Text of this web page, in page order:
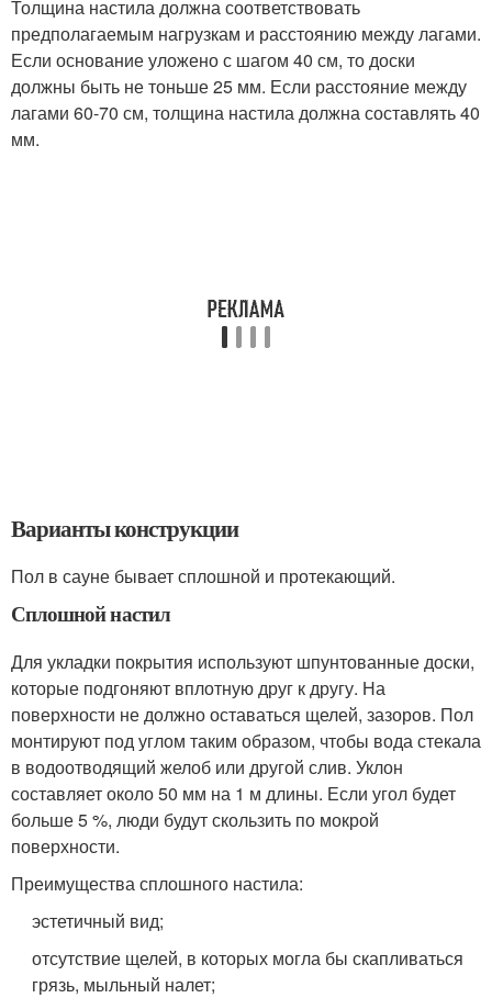
Толщина настила должна соответствовать
предполагаемым нагрузкам и расстоянию между лагами.
Если основание уложено с шагом 40 см, то доски
должны быть не тоньше 25 мм. Если расстояние между
лагами 60-70 см, толщина настила должна составлять 40
мм.
Варианты конструкции
Пол в сауне бывает сплошной и протекающий.
Сплошной настил
Для укладки покрытия используют шпунтованные доски,
которые подгоняют вплотную друг к другу. На
поверхности не должно оставаться щелей, зазоров. Пол
монтируют под углом таким образом, чтобы вода стекала
в водоотводящий желоб или другой слив. Уклон
составляет около 50 мм на 1 м длины. Если угол будет
больше 5 %, люди будут скользить по мокрой
поверхности.
Преимущества сплошного настила:
эстетичный вид;
отсутствие щелей, в которых могла бы скапливаться
грязь, мыльный налет;